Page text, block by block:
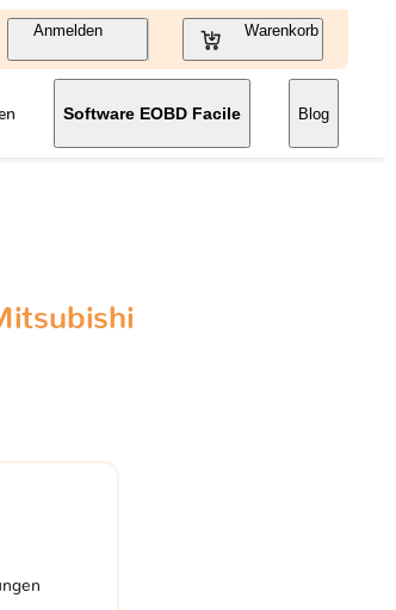
Anmelden Warenkorb
Software EOBD Facile Blog